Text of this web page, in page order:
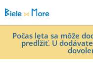
na
obsah
Počas leta sa môže
predĺžiť. U